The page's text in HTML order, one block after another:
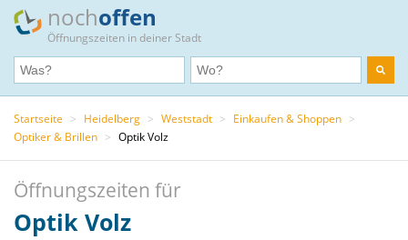
nochoffen
Öffnungszeiten in deiner Stadt
Startseite > Heidelberg > Weststadt > Einkaufen & Shoppen >
Optiker & Brillen > Optik Volz
Öffnungszeiten für
Optik Volz